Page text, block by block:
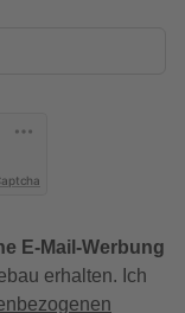
E-Mail-Werbung
erhalten. Ich